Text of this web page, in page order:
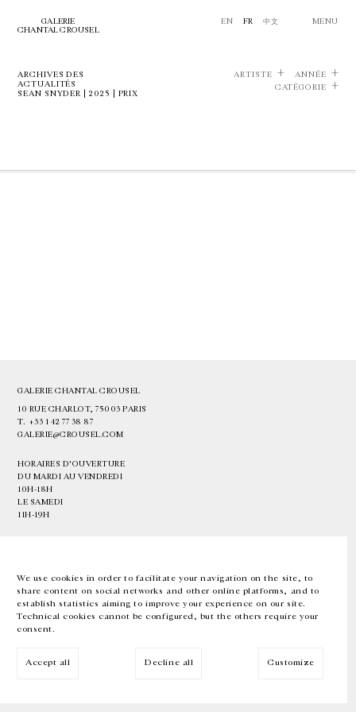
We use cookies in order to facilitate your navigation on the site, to
share content on social networks and other online platforms, and to
establish statistics aiming to improve your experience on our site.
Technical cookies cannot be configured, but the others require your
consent.
Accept all Decline all Customize
GALERIE
CHANTAL CROUSEL
EN FR 中文 MENU
ARCHIVES DES
ACTUALITÉS
SEAN SNYDER | 2025 | PRIX
ARTISTE
ANNÉE
CATÉGORIE
GALERIE CHANTAL CROUSEL
10 RUE CHARLOT, 75003 PARIS
T. +33 1 42 77 38 87
GALERIE@CROUSEL.COM
HORAIRES D'OUVERTURE
DU MARDI AU VENDREDI
10H-18H
LE SAMEDI
11H-19H
EN FR 中文 Facebook Instagram
Inscrivez-vous à notre newsletter